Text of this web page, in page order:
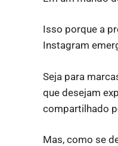
Isso porque a
Instagram
Seja para
que desejam
compartilhado
Mas, como se